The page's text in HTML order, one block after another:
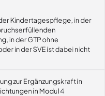
Kindertagespflege, in der
in der GTP ohne
in der SVE ist dabei nicht
zur Ergänzungskraft in
Kindertageseinrichtungen in Modul 4